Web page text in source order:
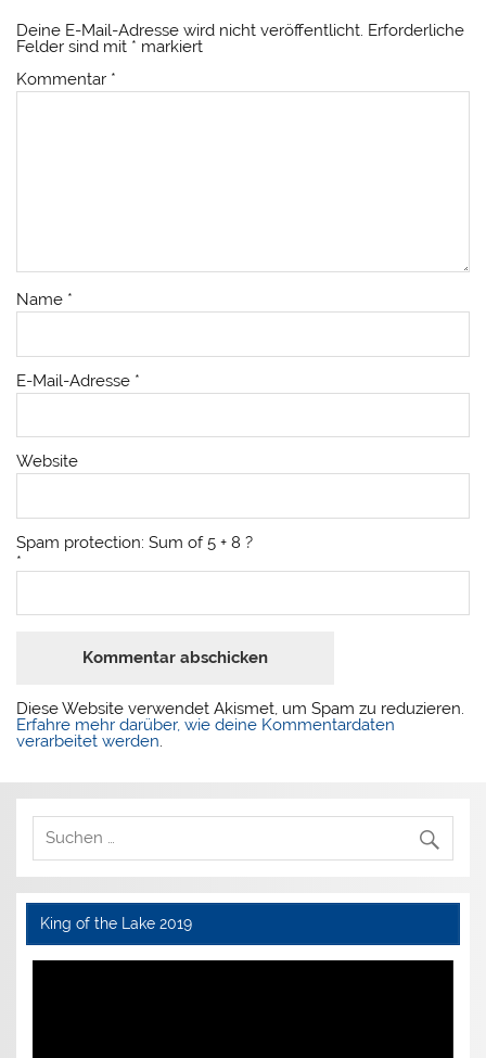
Deine E-Mail-Adresse wird nicht veröffentlicht. Erforderliche
Felder sind mit * markiert
Kommentar *
Name *
E-Mail-Adresse *
Website
Spam protection: Sum of 5 + 8 ?
*
Diese Website verwendet Akismet, um Spam zu reduzieren.
Erfahre mehr darüber, wie deine Kommentardaten
verarbeitet werden.
King of the Lake 2019
Video-